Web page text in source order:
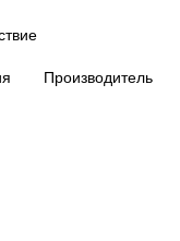
Производитель